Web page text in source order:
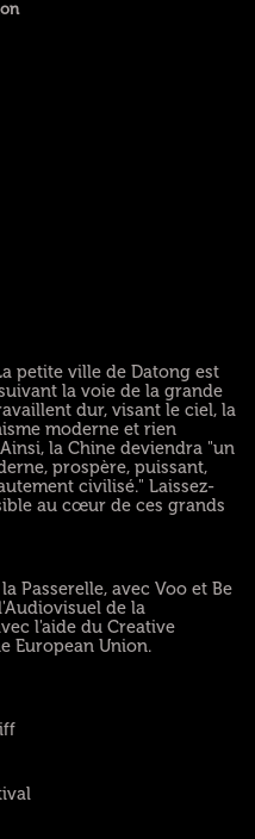
petite ville de Datong est
la voie de la grande
dur, visant le ciel, la
moderne et rien
la Chine deviendra "un
prospère, puissant,
civilisé." Laissez-
au cœur de ces grands
Passerelle, avec Voo et Be
de la
l'aide du Creative
European Union.